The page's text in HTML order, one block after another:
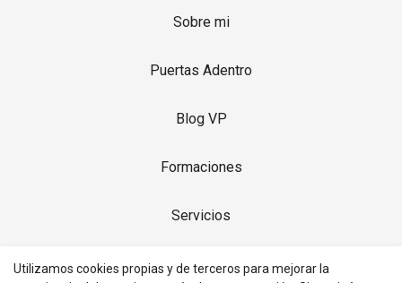
Sobre mi
Puertas Adentro
Blog VP
Formaciones
Servicios
Productos
Utilizamos cookies propias y de terceros para mejorar la